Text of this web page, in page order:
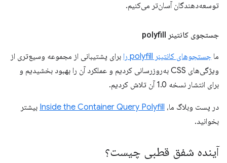
توسعه‌دهندگان آسان‌تر می‌کنیم.
جستجوی کانتینر polyfill
ما جستجوهای کانتینر polyfill را
برای پشتیبانی از مجموعه وسیع‌تری از
ویژگی‌های CSS به‌روزرسانی کردیم و عملکرد آن را بهبود بخشیدیم و
برای انتشار نسخه 1.0 آن تلاش کردیم.
در پست وبلاگ ما، Inside the Container Query Polyfill بیشتر
بخوانید.
آینده شفق قطبی چیست؟